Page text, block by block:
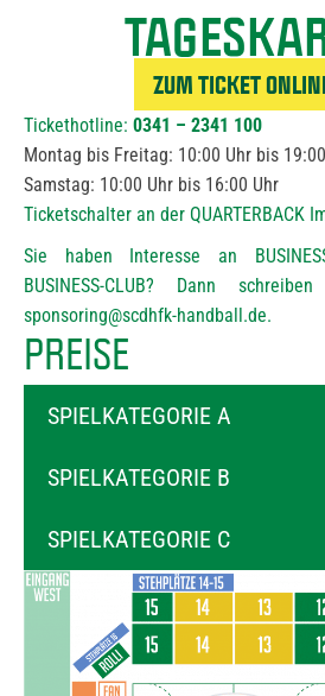
ZUM TICKET
Tickethotline: 0341 – 2341 100
Montag bis Freitag: 10:00 Uhr bis
Samstag: 10:00 Uhr bis 16:00 Uhr
Ticketschalter an der QUARTERBACK
Sie haben Interesse an
BUSINESS-CLUB? Dann
sponsoring@scdhfk-handball.de.
PREISE
SPIELKATEGORIE A
Preiskategorie 1
Preiskategorie 2
Ermäßigt*:
Kind (6-16 J.):
SPIELKATEGORIE B
Preiskategorie 1
Vollzahler:
Ermäßigt*:
Preiskategorie 2
SPIELKATEGORIE C
Preiskategorie 1
Vollzahler:
Ermäßigt*:
Kind (6-16 J.):